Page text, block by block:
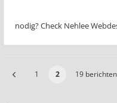
nodig? Check Nehlee
1 2 19 berichten